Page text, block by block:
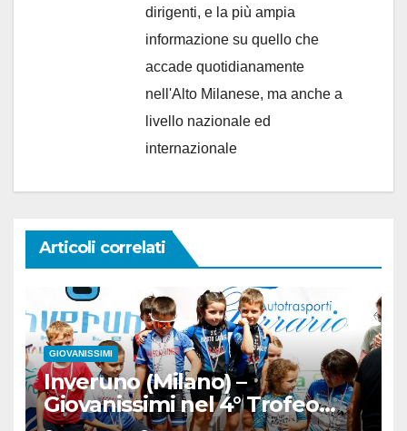
dirigenti, e la più ampia
informazione su quello che
accade quotidianamente
nell'Alto Milanese, ma anche a
livello nazionale ed
internazionale
Articoli correlati
GIOVANISSIMI
Inveruno (Milano) –
Giovanissimi nel 4° Trofeo